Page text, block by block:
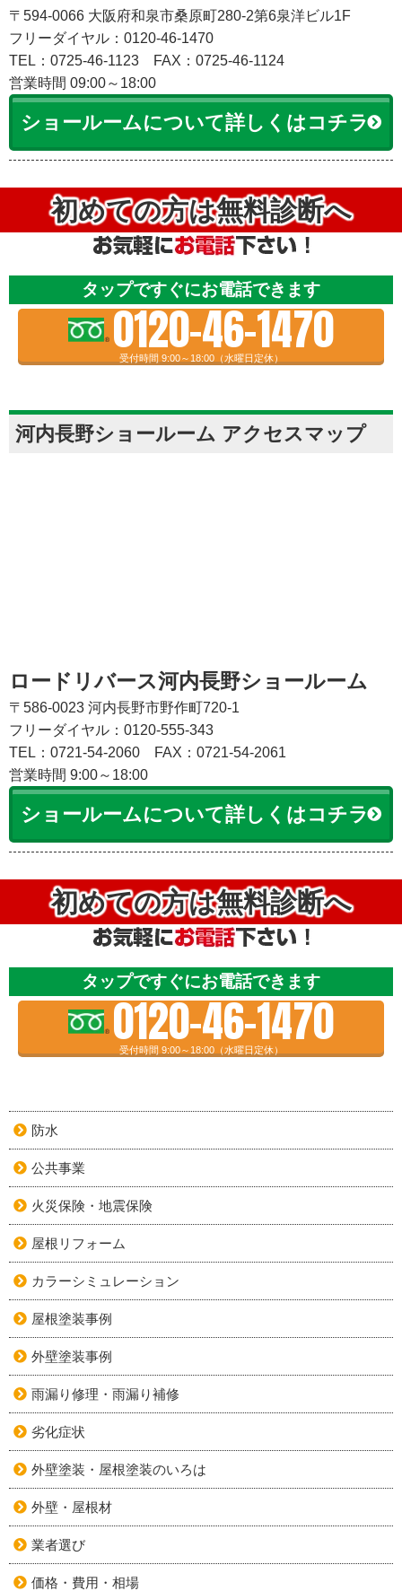
〒594-0066 大阪府和泉市桑原町280-2第6泉洋ビル1F
フリーダイヤル：0120-46-1470
TEL：0725-46-1123
FAX：0725-46-1124
営業時間 09:00～18:00
ショールームについて詳しくはコチラ
初めての方は無料診断へ
タップですぐにお電話できます
0120-46-1470
受付時間 9:00～18:00（水曜日定休）
河内長野ショールーム アクセスマップ
ロードリバース河内長野ショールーム
〒586-0023 河内長野市野作町720-1
フリーダイヤル：0120-555-343
TEL：0721-54-2060
FAX：0721-54-2061
営業時間 9:00～18:00
ショールームについて詳しくはコチラ
初めての方は無料診断へ
タップですぐにお電話できます
0120-46-1470
受付時間 9:00～18:00（水曜日定休）
防水
公共事業
火災保険・地震保険
屋根リフォーム
カラーシミュレーション
屋根塗装事例
外壁塗装事例
雨漏り修理・雨漏り補修
劣化症状
外壁塗装・屋根塗装のいろは
外壁・屋根材
業者選び
価格・費用・相場